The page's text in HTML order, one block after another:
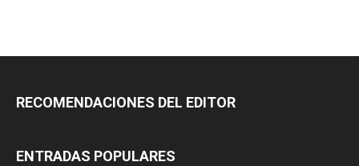
RECOMENDACIONES DEL EDITOR
ENTRADAS POPULARES